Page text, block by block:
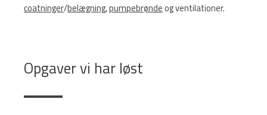
coatninger/belægning,pumpebrøndeog ventilationer.
Opgaver vi har løst